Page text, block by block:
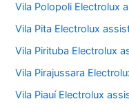
Vila Polopoli Electrolux
Vila Pita Electrolux
Vila Pirituba Electrolux
Vila Pirajussara
Vila Piauí Electrolux